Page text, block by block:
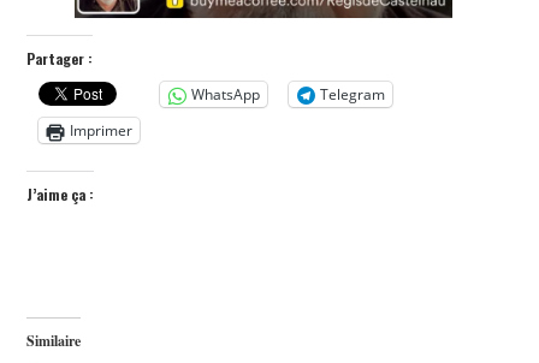
Partager :
WhatsApp
Telegram
Imprimer
J’aime ça :
Similaire